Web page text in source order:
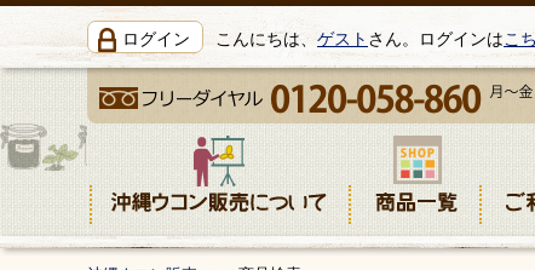
ログイン こんにちは、ゲスト さん。ログインはこ